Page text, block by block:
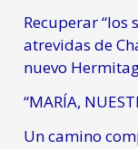
Recuperar “los
atrevidas de
nuevo
“MARÍA,
Un camino